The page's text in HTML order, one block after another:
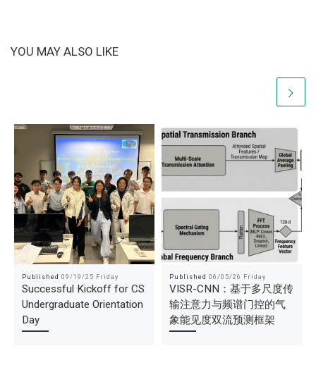
YOU MAY ALSO LIKE
Published 09/19/25 Friday
Successful Kickoff for CS
Undergraduate Orientation
Day
Published 06/05/26 Friday
VISR-CNN：基于多尺度传
输注意力与频谱门控的气
象能见度双流预测框架